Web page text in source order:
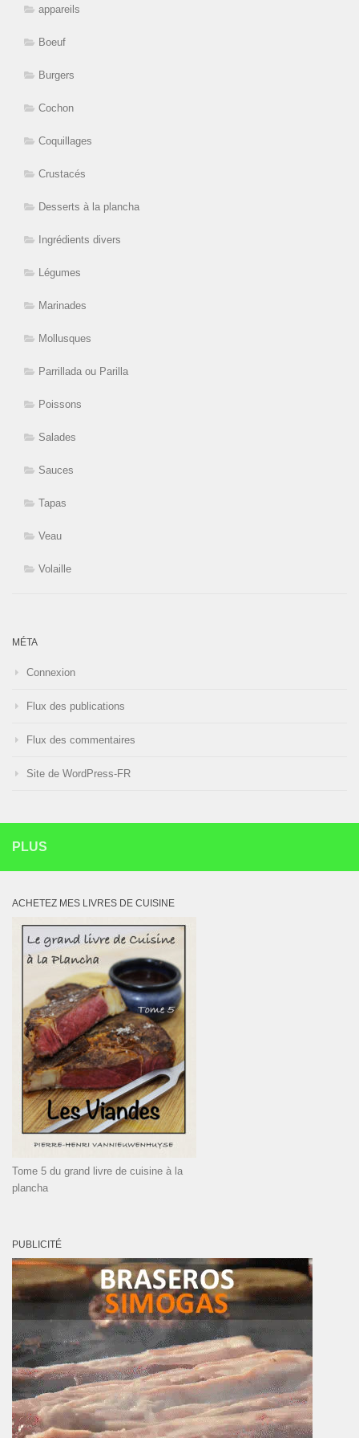
appareils
Boeuf
Burgers
Cochon
Coquillages
Crustacés
Desserts à la plancha
Ingrédients divers
Légumes
Marinades
Mollusques
Parrillada ou Parilla
Poissons
Salades
Sauces
Tapas
Veau
Volaille
MÉTA
Connexion
Flux des publications
Flux des commentaires
Site de WordPress-FR
PLUS
ACHETEZ MES LIVRES DE CUISINE
Tome 5 du grand livre de cuisine à la
plancha
PUBLICITÉ